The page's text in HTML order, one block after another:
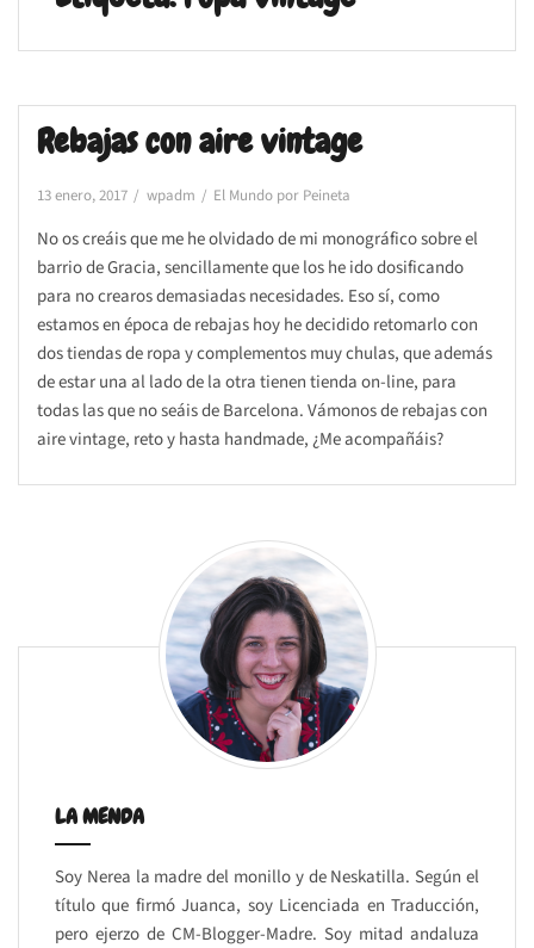
Rebajas con aire vintage
13 enero, 2017 wpadm El Mundo por Peineta
No os creáis que me he olvidado de mi monográfico sobre el
barrio de Gracia, sencillamente que los he ido dosificando
para no crearos demasiadas necesidades. Eso sí, como
estamos en época de rebajas hoy he decidido retomarlo con
dos tiendas de ropa y complementos muy chulas, que además
de estar una al lado de la otra tienen tienda on-line, para
todas las que no seáis de Barcelona. Vámonos de rebajas con
aire vintage, reto y hasta handmade, ¿Me acompañáis?
LA MENDA
Soy Nerea la madre del monillo y de Neskatilla. Según el
título que firmó Juanca, soy Licenciada en Traducción,
pero ejerzo de CM-Blogger-Madre. Soy mitad andaluza